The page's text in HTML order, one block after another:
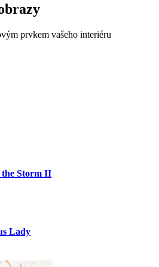
prvkem vašeho interiéru
the Storm II
Lady